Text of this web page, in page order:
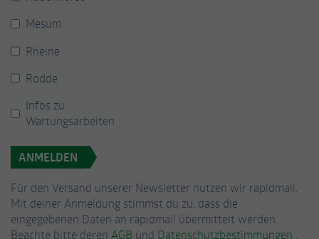
Mesum
Rheine
Rodde
Infos zu
Wartungsarbeiten
ANMELDEN
Für den Versand unserer Newsletter nutzen wir rapidmail.
Mit deiner Anmeldung stimmst du zu, dass die
eingegebenen Daten an rapidmail übermittelt werden.
Beachte bitte deren AGB und Datenschutzbestimmungen .